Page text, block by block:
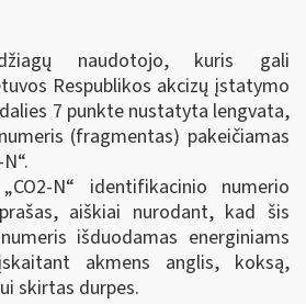
naudotojo, kuris gali
Respublikos akcizų įstatymo
7 punkte nustatyta lengvata,
(fragmentas) pakeičiamas
N“ identifikacinio numerio
aiškiai nurodant, kad šis
išduodamas energiniams
akmens anglis, koksą,
skirtas durpes.